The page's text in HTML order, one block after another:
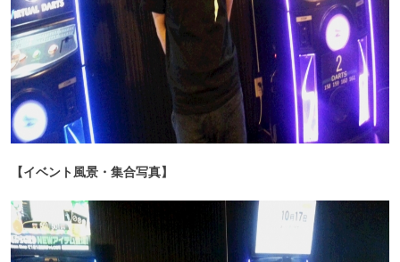
【イベント風景・集合写真】